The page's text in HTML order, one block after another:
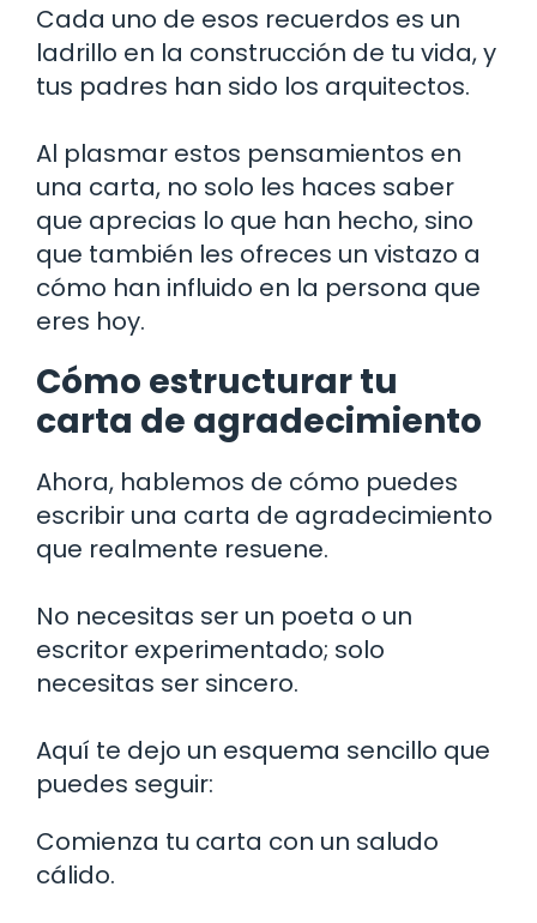
Cada uno de esos recuerdos es un
ladrillo en la construcción de tu vida, y
tus padres han sido los arquitectos.
Al plasmar estos pensamientos en
una carta, no solo les haces saber
que aprecias lo que han hecho, sino
que también les ofreces un vistazo a
cómo han influido en la persona que
eres hoy.
Cómo estructurar tu
carta de agradecimiento
Ahora, hablemos de cómo puedes
escribir una carta de agradecimiento
que realmente resuene.
No necesitas ser un poeta o un
escritor experimentado; solo
necesitas ser sincero.
Aquí te dejo un esquema sencillo que
puedes seguir:
Comienza tu carta con un saludo
cálido.